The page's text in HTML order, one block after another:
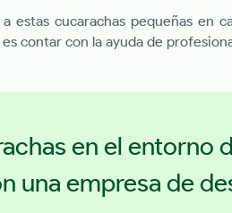
estas cucarachas pequeñas en
contar con la ayuda de
en el
una empresa de